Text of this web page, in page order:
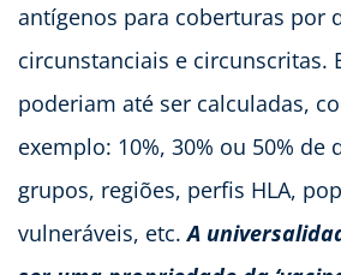
antígenos para coberturas por
circunstanciais e circunscritas.
poderiam até ser calculadas,
exemplo: 10%, 30% ou 50% de
grupos, regiões, perfis HLA,
vulneráveis, etc.A